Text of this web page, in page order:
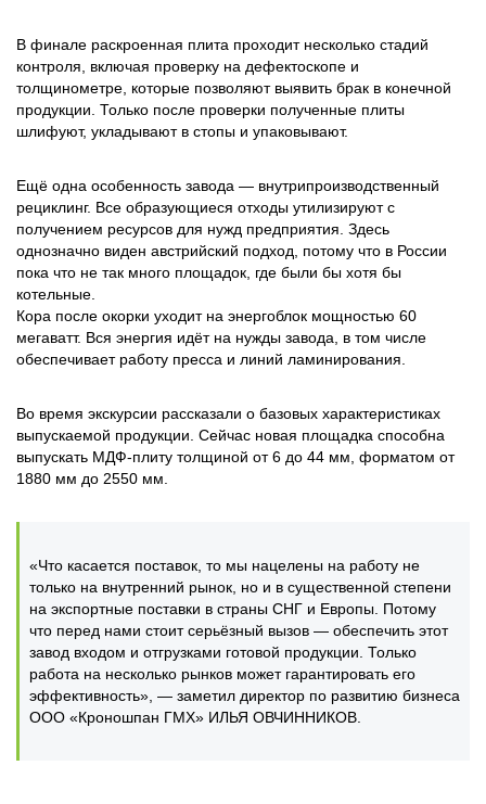
В финале раскроенная плита проходит несколько стадий
контроля, включая проверку на дефектоскопе и
толщинометре, которые позволяют выявить брак в конечной
продукции. Только после проверки полученные плиты
шлифуют, укладывают в стопы и упаковывают.
Ещё одна особенность завода — внутрипроизводственный
рециклинг. Все образующиеся отходы утилизируют с
получением ресурсов для нужд предприятия. Здесь
однозначно виден австрийский подход, потому что в России
пока что не так много площадок, где были бы хотя бы
котельные.
Кора после окорки уходит на энергоблок мощностью 60
мегаватт. Вся энергия идёт на нужды завода, в том числе
обеспечивает работу пресса и линий ламинирования.
Во время экскурсии рассказали о базовых характеристиках
выпускаемой продукции. Сейчас новая площадка способна
выпускать МДФ-плиту толщиной от 6 до 44 мм, форматом от
1880 мм до 2550 мм.
«Что касается поставок, то мы нацелены на работу не
только на внутренний рынок, но и в существенной степени
на экспортные поставки в страны СНГ и Европы. Потому
что перед нами стоит серьёзный вызов — обеспечить этот
завод входом и отгрузками готовой продукции. Только
работа на несколько рынков может гарантировать его
эффективность», — заметил директор по развитию бизнеса
ООО «Кроношпан ГМХ» ИЛЬЯ ОВЧИННИКОВ.